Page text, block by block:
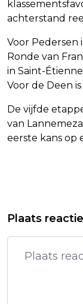
achterstand
Voor Pedersen
Ronde van
in Saint-
Voor de Deen
De vijfde
van
eerste kans op
EURO
JA VAN
Plaats reactie